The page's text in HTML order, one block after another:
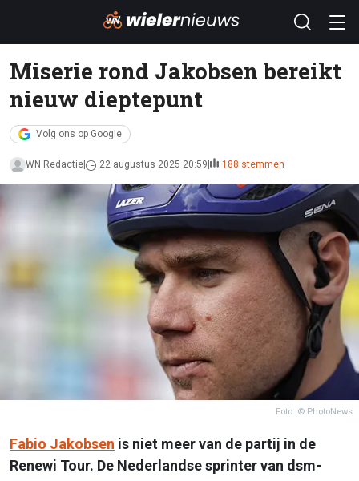
Miserie rond Jakobsen bereikt
nieuw dieptepunt
Volg ons op Google
WN Redactie 22 augustus 2025 20:59 188 stemmen
Foto: © PhotoNews
Fabio Jakobsen is niet meer van de partij in de
Renewi Tour. De Nederlandse sprinter van dsm-